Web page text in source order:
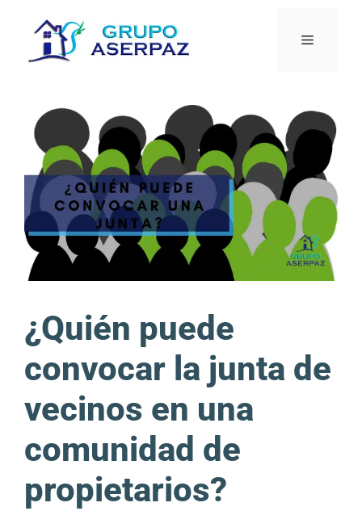
¿Quién puede
convocar la junta de
vecinos en una
comunidad de
propietarios?